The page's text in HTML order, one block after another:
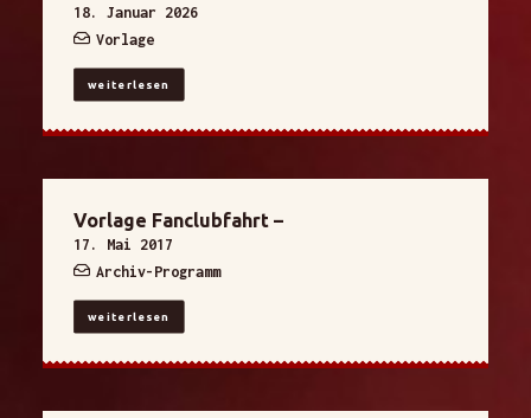
18. Januar 2026
Vorlage
weiterlesen
Vorlage Fanclubfahrt –
17. Mai 2017
Archiv-Programm
weiterlesen